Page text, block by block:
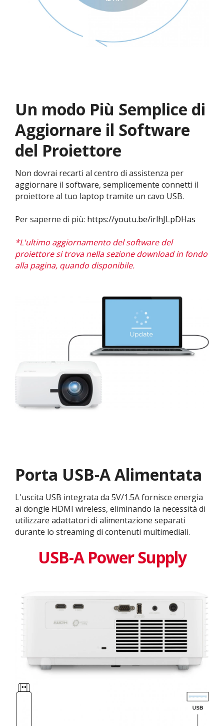
Un modo Più Semplice di
Aggiornare il Software
del Proiettore​
Non dovrai recarti al centro di assistenza per
aggiornare il software, semplicemente connetti il
proiettore al tuo laptop tramite un cavo USB.
Per saperne di più: https://youtu.be/irlhJLpDHas
*L'ultimo aggiornamento del software del
proiettore si trova nella sezione download in fondo
alla pagina, quando disponibile.
Porta USB-A Alimentata
L'uscita USB integrata da 5V/1.5A fornisce energia
ai dongle HDMI wireless, eliminando la necessità di
utilizzare adattatori di alimentazione separati
durante lo streaming di contenuti multimediali.
USB-A Power Supply​​​